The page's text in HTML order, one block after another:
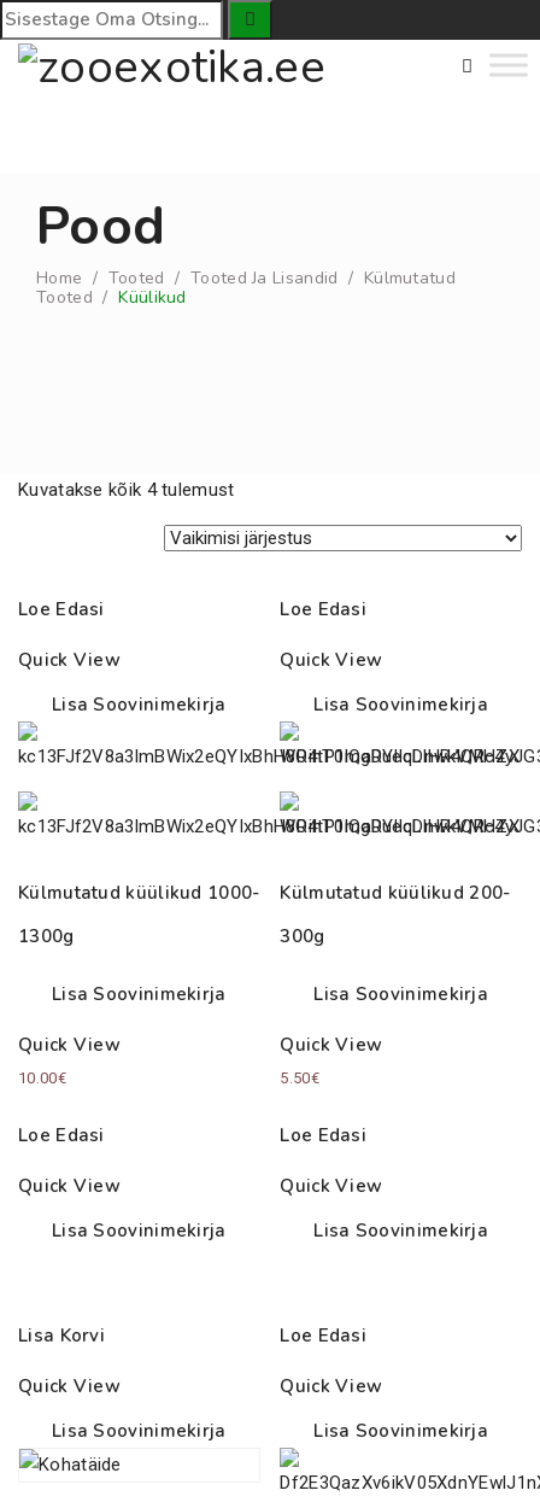
Pood
Home / Tooted /Tooted Ja Lisandid / Külmutatud
Tooted /Küülikud
Kuvatakse kõik 4 tulemust
Loe Edasi
Quick View
Lisa Soovinimekirja
Külmutatud küülikud 1000-
1300g
Lisa Soovinimekirja
Quick View
10.00€
Loe Edasi
Quick View
Lisa Soovinimekirja
Loe Edasi
Quick View
Lisa Soovinimekirja
Külmutatud küülikud 200-
300g
Lisa Soovinimekirja
Quick View
5.50€
Loe Edasi
Quick View
Lisa Soovinimekirja
Lisa Korvi
Quick View
Lisa Soovinimekirja
Loe Edasi
Quick View
Lisa Soovinimekirja